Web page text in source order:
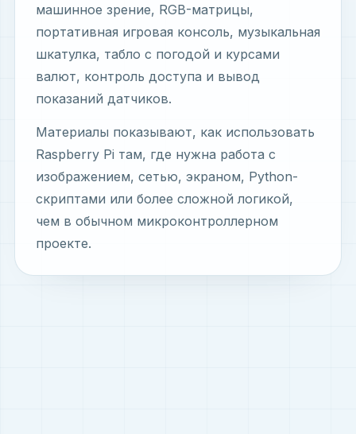
машинное зрение, RGB-матрицы,
портативная игровая консоль, музыкальная
шкатулка, табло с погодой и курсами
валют, контроль доступа и вывод
показаний датчиков.
Материалы показывают, как использовать
Raspberry Pi там, где нужна работа с
изображением, сетью, экраном, Python-
скриптами или более сложной логикой,
чем в обычном микроконтроллерном
проекте.